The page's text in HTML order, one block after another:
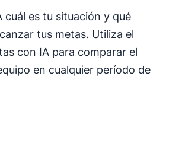
cuál es tu situación y qué
tus metas. Utiliza el
con IA para comparar el
en cualquier período de